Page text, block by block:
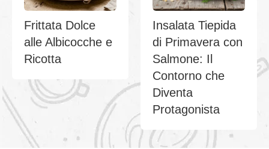
Frittata Dolce
alle Albicocche e
Ricotta
Insalata Tiepida
di Primavera con
Salmone: Il
Contorno che
Diventa
Protagonista